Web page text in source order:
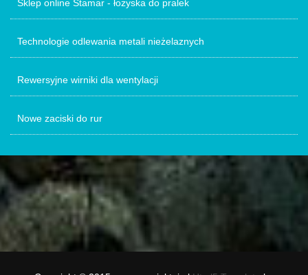
Sklep online Stamar - łożyska do pralek
Technologie odlewania metali nieżelaznych
Rewersyjne wirniki dla wentylacji
Nowe zaciski do rur